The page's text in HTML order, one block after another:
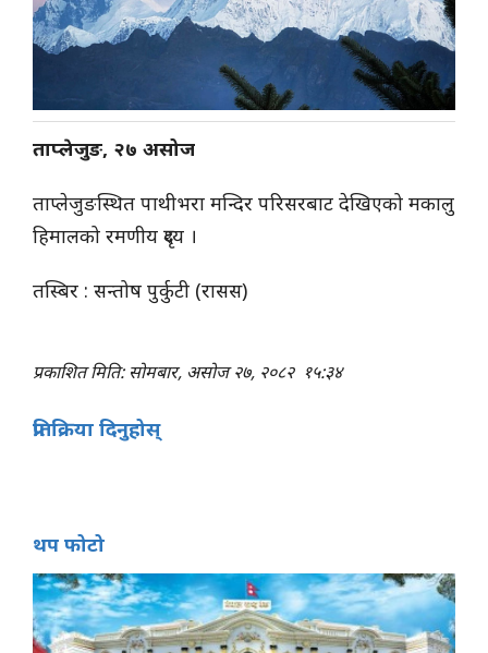
ताप्लेजुङ, २७ असोज
ताप्लेजुङस्थित पाथीभरा मन्दिर परिसरबाट देखिएको मकालु
हिमालको रमणीय दृश्य ।
तस्बिर : सन्तोष पुर्कुटी (रासस)
प्रकाशित मिति: सोमबार, असोज २७, २०८२ १५:३४
प्रतिक्रिया दिनुहोस्
थप फोटो